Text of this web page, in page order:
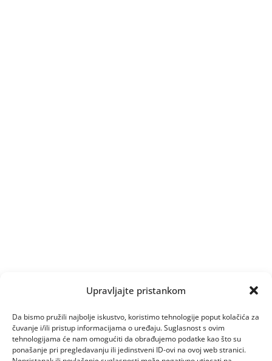
Upravljajte pristankom
Da bismo pružili najbolje iskustvo, koristimo tehnologije poput kolačića za
čuvanje i/ili pristup informacijama o uređaju. Suglasnost s ovim
tehnologijama će nam omogućiti da obrađujemo podatke kao što su
ponašanje pri pregledavanju ili jedinstveni ID-ovi na ovoj web stranici.